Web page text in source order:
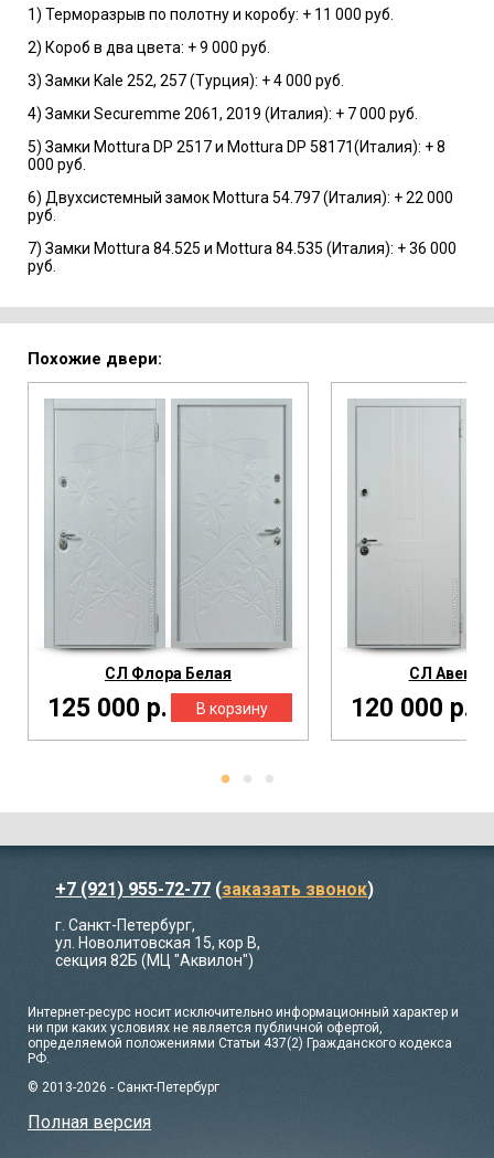
1) Терморазрыв по полотну и коробу: + 11 000 руб.
2) Короб в два цвета: + 9 000 руб.
3) Замки Kale 252, 257 (Турция): + 4 000 руб.
4) Замки Securemme 2061, 2019 (Италия): + 7 000 руб.
5) Замки Mottura DP 2517 и Mottura DP 58171(Италия): + 8
000 руб.
6) Двухсистемный замок Mottura 54.797 (Италия): + 22 000
руб.
7) Замки Mottura 84.525 и Mottura 84.535 (Италия): + 36 000
руб.
Похожие двери:
СЛ Флора Белая
125 000 р.
СЛ Авеню
120 000 р.
+7 (921) 955-72-77 (заказать звонок)
г. Санкт-Петербург,
ул. Новолитовская 15, кор В,
секция 82Б (МЦ "Аквилон")
Интернет-ресурс носит исключительно информационный характер и
ни при каких условиях не является публичной офертой,
определяемой положениями Статьи 437(2) Гражданского кодекса
РФ.
© 2013-2026 - Санкт-Петербург
Полная версия